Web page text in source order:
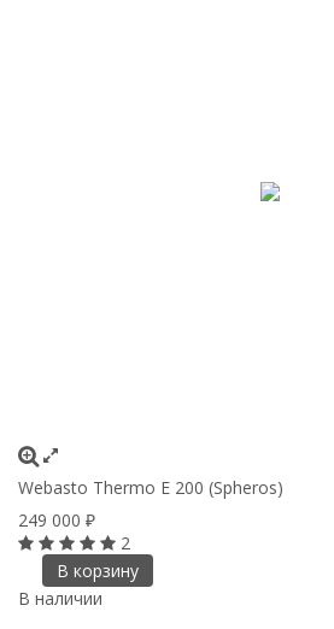
Webasto Thermo E 200 (Spheros)
249 000 ₽
2
В корзину
В наличии